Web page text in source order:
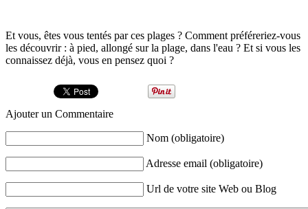
Et vous, êtes vous tentés par ces plages ? Comment préféreriez-vous
les découvrir : à pied, allongé sur la plage, dans l'eau ? Et si vous les
connaissez déjà, vous en pensez quoi ?
Ajouter un Commentaire
Nom (obligatoire)
Adresse email (obligatoire)
Url de votre site Web ou Blog